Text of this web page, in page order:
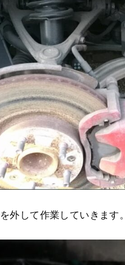
外して作業していきます。